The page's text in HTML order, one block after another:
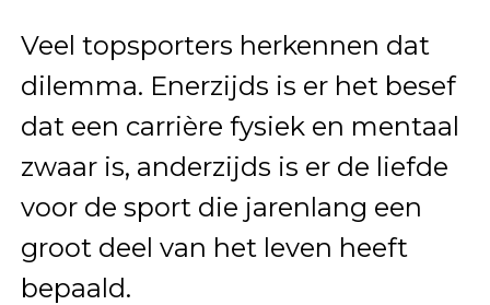
Veel topsporters herkennen dat
dilemma. Enerzijds is er het besef
dat een carrière fysiek en mentaal
zwaar is, anderzijds is er de liefde
voor de sport die jarenlang een
groot deel van het leven heeft
bepaald.